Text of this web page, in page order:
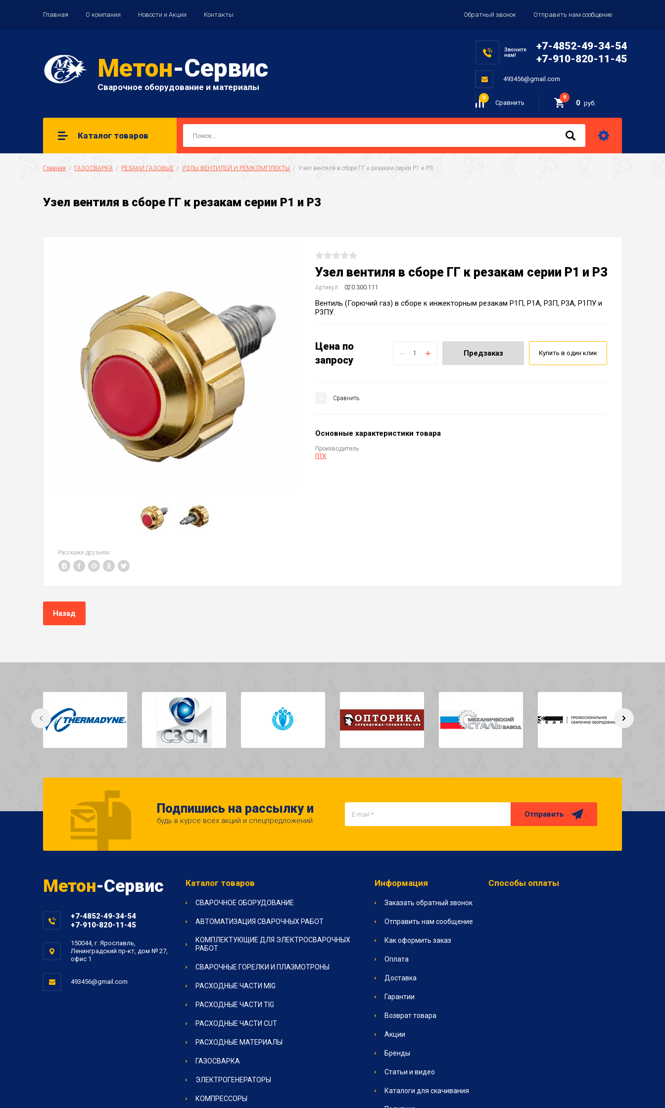
Главная О компании Новости и Акции Контакты Обратный звонок Отправить нам сообщение
Метон-Сервис
Сварочное оборудование и материалы
Звоните
нам!
+7-4852-49-34-54
+7-910-820-11-45
493456@gmail.com
Сравнить
0 0
0 руб.
Каталог товаров
Главная
  /
ГАЗОСВАРКА
  /
РЕЗАКИ ГАЗОВЫЕ
  /
УЗЛЫ ВЕНТИЛЕЙ И РЕМКОМПЛЕКТЫ
  /  Узел вентиля в сборе ГГ к резакам серии Р1 и Р3
Узел вентиля в сборе ГГ к резакам серии Р1 и Р3
Расскажи друзьям:
Узел вентиля в сборе ГГ к резакам серии Р1 и Р3
Артикул: 020.300.111
Вентиль (Горючий газ) в сборе к инжекторным резакам Р1П, Р1А, Р3П, Р3А, Р1ПУ и
Р3ПУ.
Цена по
запросу
− + Предзаказ Купить в один клик
Сравнить
Основные характеристики товара
Производитель
ПТК
Назад
Подпишись на рассылку и
будь в курсе всех акций и спецпредложений
Отправить
Метон-Сервис
+7-4852-49-34-54
+7-910-820-11-45
150044, г. Ярославль,
Ленинградский пр-кт, дом № 27,
офис 1
493456@gmail.com
Каталог товаров
СВАРОЧНОЕ ОБОРУДОВАНИЕ
АВТОМАТИЗАЦИЯ СВАРОЧНЫХ РАБОТ
КОМПЛЕКТУЮЩИЕ ДЛЯ ЭЛЕКТРОСВАРОЧНЫХ
РАБОТ
СВАРОЧНЫЕ ГОРЕЛКИ И ПЛАЗМОТРОНЫ
РАСХОДНЫЕ ЧАСТИ MIG
РАСХОДНЫЕ ЧАСТИ TIG
РАСХОДНЫЕ ЧАСТИ CUT
РАСХОДНЫЕ МАТЕРИАЛЫ
ГАЗОСВАРКА
ЭЛЕКТРОГЕНЕРАТОРЫ
КОМПРЕССОРЫ
Информация
Заказать обратный звонок
Отправить нам сообщение
Как оформить заказ
Оплата
Доставка
Гарантии
Возврат товара
Акции
Бренды
Статьи и видео
Каталоги для скачивания
Способы оплаты